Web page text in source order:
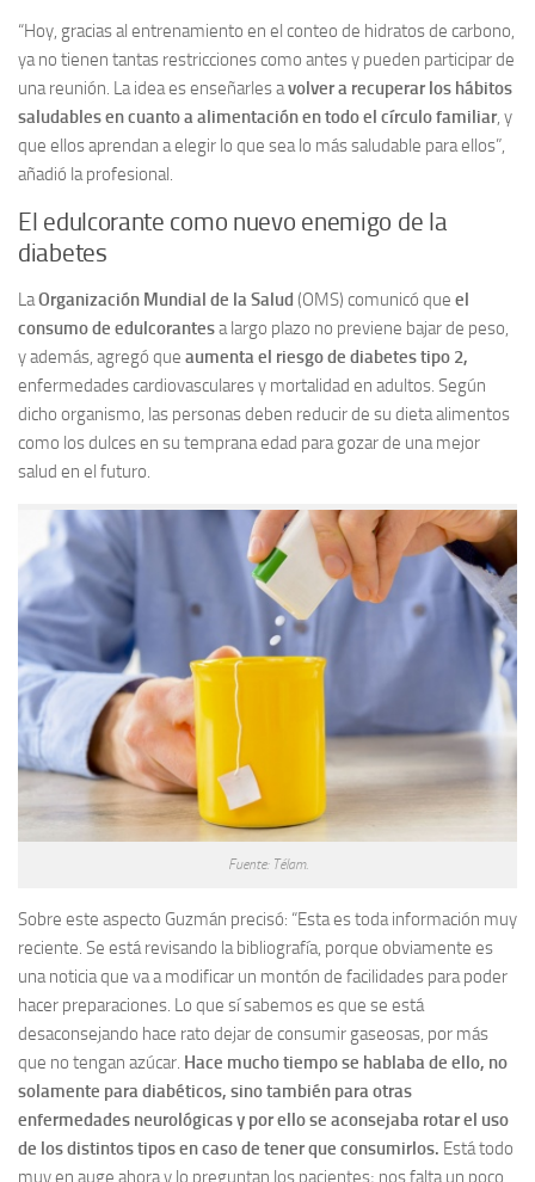
“Hoy, gracias al entrenamiento en el conteo de hidratos de carbono,
ya no tienen tantas restricciones como antes y pueden participar de
una reunión. La idea es enseñarles avolver a recuperar los hábitos
saludables en cuanto a alimentación en todo el círculo familiar, y
que ellos aprendan a elegir lo que sea lo más saludable para ellos”,
añadió la profesional.
El edulcorante como nuevo enemigo de la
diabetes
LaOrganización Mundial de la Salud (OMS) comunicó que el
consumo de edulcorantesa largo plazo no previene bajar de peso,
y además, agregó que aumenta el riesgo de diabetes tipo 2,
enfermedades cardiovasculares y mortalidad en adultos. Según
dicho organismo, las personas deben reducir de su dieta alimentos
como los dulces en su temprana edad para gozar de una mejor
salud en el futuro.
Fuente: Télam.
Sobre este aspecto Guzmán precisó: “Esta es toda información muy
reciente. Se está revisando la bibliografía, porque obviamente es
una noticia que va a modificar un montón de facilidades para poder
hacer preparaciones. Lo que sí sabemos es que se está
desaconsejando hace rato dejar de consumir gaseosas, por más
que no tengan azúcar. Hace mucho tiempo se hablaba de ello, no
solamente para diabéticos, sino también para otras
enfermedades neurológicas y por ello se aconsejaba rotar el uso
de los distintos tipos en caso de tener que consumirlos. Está todo
muy en auge ahora y lo preguntan los pacientes; nos falta un poco